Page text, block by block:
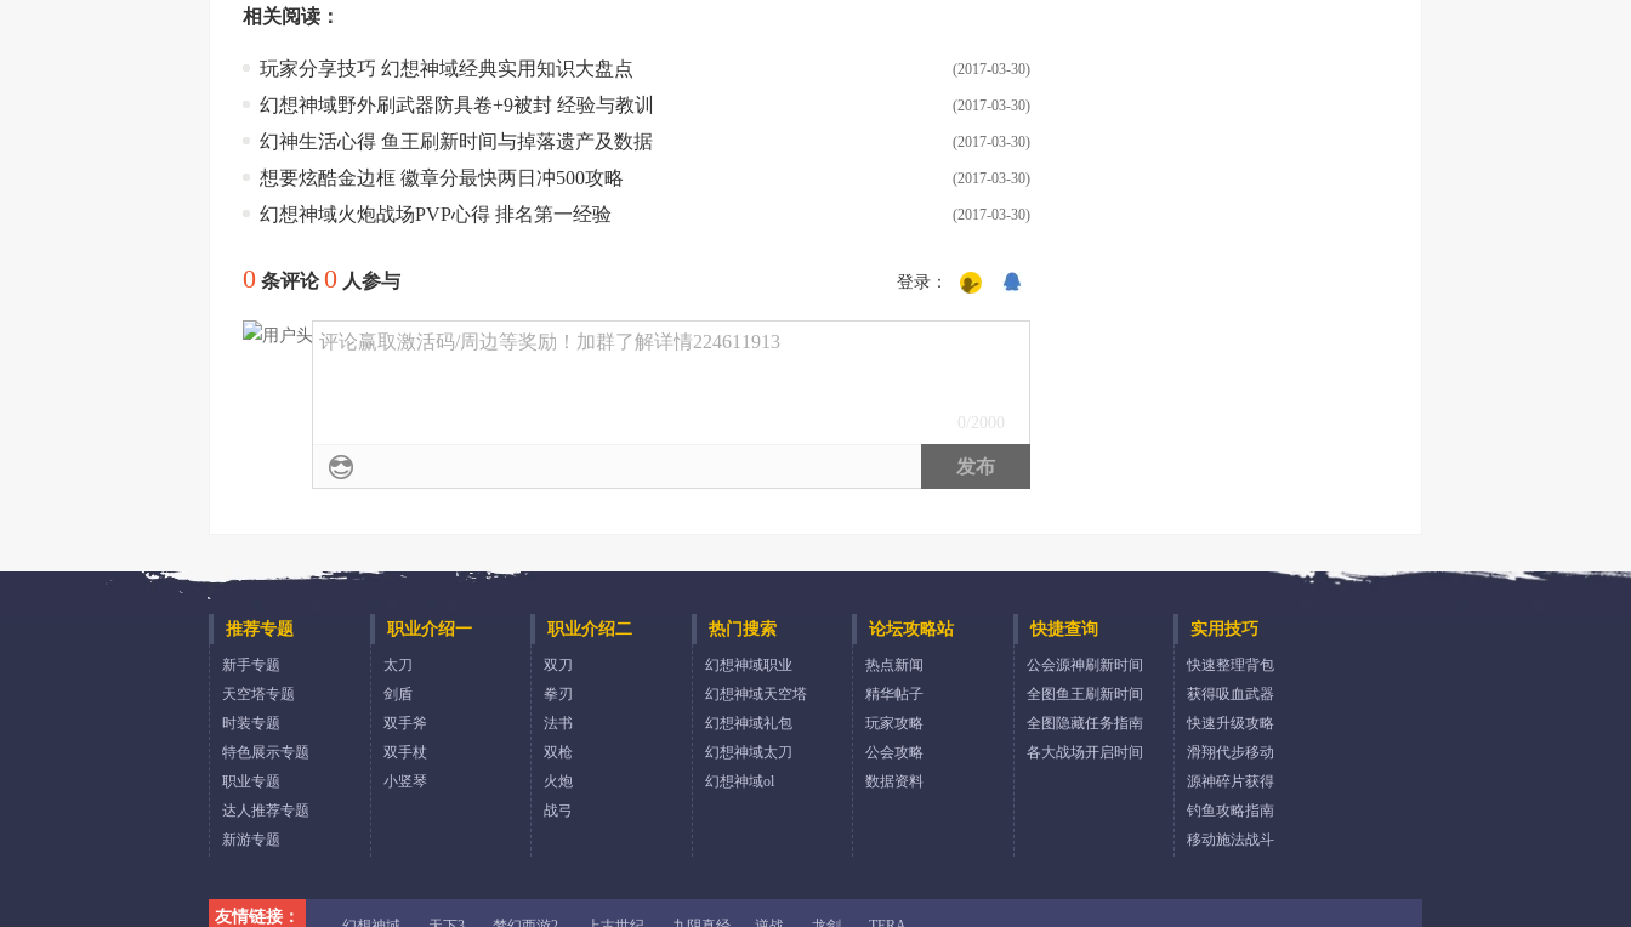
相关阅读：
(2017-03-30)
玩家分享技巧 幻想神域经典实用知识大盘点
(2017-03-30)
幻想神域野外刷武器防具卷+9被封 经验与教训
(2017-03-30)
幻神生活心得 鱼王刷新时间与掉落遗产及数据
(2017-03-30)
想要炫酷金边框 徽章分最快两日冲500攻略
(2017-03-30)
幻想神域火炮战场PVP心得 排名第一经验
0 条评论0 人参与 登录：
评论赢取激活码/周边等奖励！加群了解详情224611913
0 /2000
发布
推荐专题
新手专题
天空塔专题
时装专题
特色展示专题
职业专题
达人推荐专题
新游专题
职业介绍一
太刀
剑盾
双手斧
双手杖
小竖琴
职业介绍二
双刀
拳刃
法书
双枪
火炮
战弓
热门搜索
幻想神域职业
幻想神域天空塔
幻想神域礼包
幻想神域太刀
幻想神域ol
论坛攻略站
热点新闻
精华帖子
玩家攻略
公会攻略
数据资料
快捷查询
公会源神刷新时间
全图鱼王刷新时间
全图隐藏任务指南
各大战场开启时间
实用技巧
快速整理背包
获得吸血武器
快速升级攻略
滑翔代步移动
源神碎片获得
钓鱼攻略指南
移动施法战斗
友情链接：